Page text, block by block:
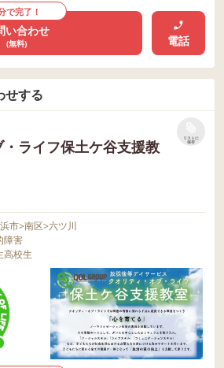
で完了！
い合わせ
(無料) 電話
せする
ライフ保土ケ谷支援教
リストに
保存
市>南区>六ツ川
障害
高校生